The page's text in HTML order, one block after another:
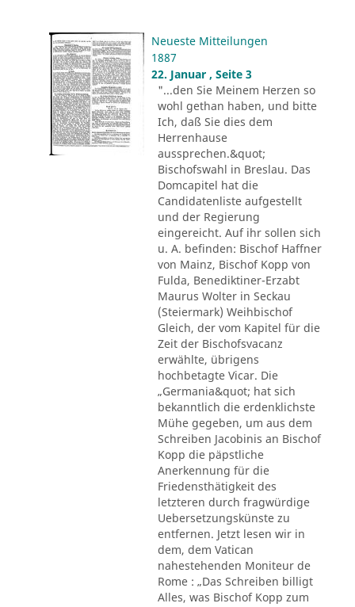
Neueste Mitteilungen
1887
22. Januar , Seite 3
"...den Sie Meinem Herzen so
wohl gethan haben, und bitte
Ich, daß Sie dies dem
Herrenhause
aussprechen.&quot;
Bischofswahl in Breslau. Das
Domcapitel hat die
Candidatenliste aufgestellt
und der Regierung
eingereicht. Auf ihr sollen sich
u. A. befinden: Bischof Haffner
von Mainz, Bischof Kopp von
Fulda, Benediktiner-Erzabt
Maurus Wolter in Seckau
(Steiermark) Weihbischof
Gleich, der vom Kapitel für die
Zeit der Bischofsvacanz
erwählte, übrigens
hochbetagte Vicar. Die
„Germania&quot; hat sich
bekanntlich die erdenklichste
Mühe gegeben, um aus dem
Schreiben Jacobinis an Bischof
Kopp die päpstliche
Anerkennung für die
Friedensthätigkeit des
letzteren durch fragwürdige
Uebersetzungskünste zu
entfernen. Jetzt lesen wir in
dem, dem Vatican
nahestehenden Moniteur de
Rome : „Das Schreiben billigt
Alles, was Bischof Kopp zum